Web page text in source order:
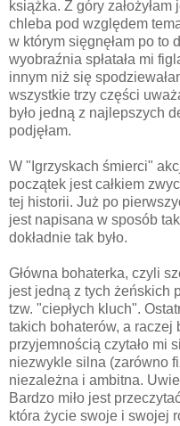
książka. Z góry
chleba pod względem
w którym sięgnęłam po to
wyobraźnia spłatała mi
innym niż się
wszystkie trzy części
było jedną z najlepszych
podjęłam.
W "Igrzyskach śmierci"
początek jest całkiem
tej historii. Już po
jest napisana w sposób
dokładnie tak było.
Główna bohaterka, czyli
jest jedną z tych żeńskich
tzw. "ciepłych kluch".
takich bohaterów, a raczej
przyjemnością czytało mi
niezwykle silna (zarówno
niezależna i ambitna.
Bardzo miło jest
która życie swoje i swojej